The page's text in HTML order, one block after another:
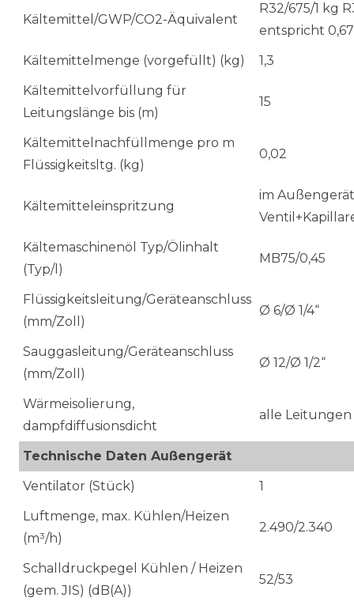
Kältemittel/GWP/CO2-Äquivalent
R32/675/1 kg
entspricht
Kältemittelmenge (vorgefüllt) (kg)
1,3
Kältemittelvorfüllung für
Leitungslänge bis (m)
15
Kältemittelnachfüllmenge pro m
Flüssigkeitsltg. (kg)
0,02
Kältemitteleinspritzung
im
Kältemaschinenöl Typ/Ölinhalt
(Typ/l)
MB75/0,45
Flüssigkeitsleitung/Geräteanschluss
(mm/Zoll)
Ø 6/Ø 1/4“
Sauggasleitung/Geräteanschluss
(mm/Zoll)
Ø 12/Ø 1/2“
Wärmeisolierung,
dampfdiffusionsdicht
alle Leitungen
Technische Daten Außengerät
Ventilator (Stück)
1
Luftmenge, max. Kühlen/Heizen
(m³/h)
2.490/2.340
Schalldruckpegel Kühlen / Heizen
(gem. JIS) (dB(A))
52/53